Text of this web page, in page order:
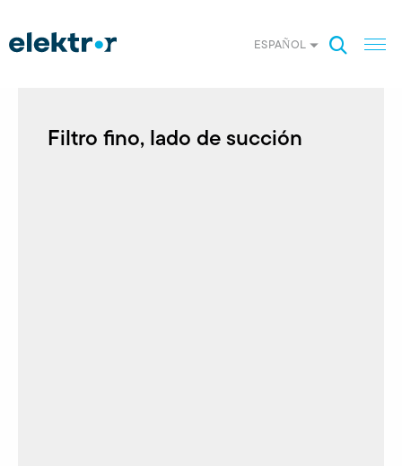
ESPAÑOL
Filtro fino, lado de succión